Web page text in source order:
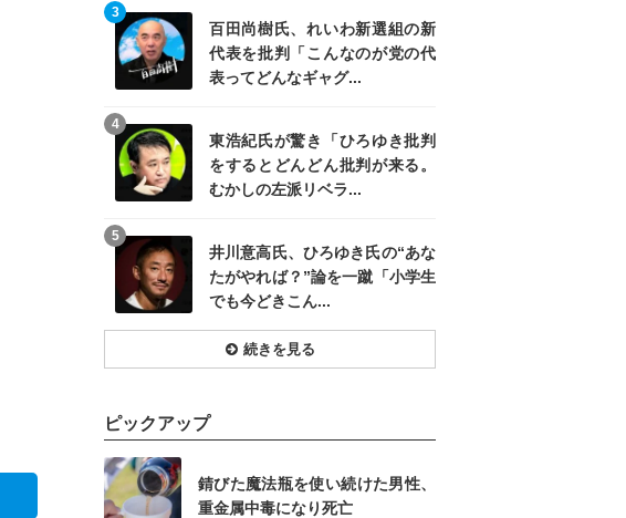
百田尚樹氏、れいわ新選組の新
代表を批判「こんなのが党の代
表ってどんなギャグ...
3
東浩紀氏が驚き「ひろゆき批判
をするとどんどん批判が来る。
むかしの左派リベラ...
4
井川意高氏、ひろゆき氏の“あな
たがやれば？”論を一蹴「小学生
でも今どきこん...
5
続きを見る
ピックアップ
錆びた魔法瓶を使い続けた男性、
重金属中毒になり死亡